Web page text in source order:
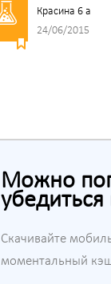
Красина 6 а
24/06/2015
Можно
убедиться
Скачивайте
моментальный